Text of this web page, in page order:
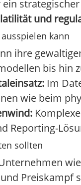
und
kann
ihre
bis hin
Im
wie beim
Reporting-
sollten
Preiskampf